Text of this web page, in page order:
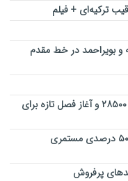
ترکیه‌ای + فیلم
و بویراحمد در خط مقدم
بررسی سیگنال پزشکیان به اقتصاد | پایان ارز ۲۸۵۰۰ و آغاز فصل تازه برای
خبر خوش به مددجویان بهزیستی/ افزایش ۵۰ درصدی مستمری
پرفروش